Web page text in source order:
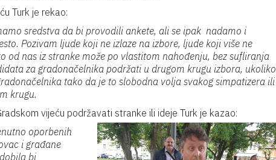
Turk je rekao:
sredstva da bi provodili ankete, ali se ipak nadamo i
Pozivam ljude koji ne izlaze na izbore, ljude koji više ne
od nas iz stranke može po vlastitom nahođenju, bez sufliranja
za gradonačelnika podržati u drugom krugu izbora, ukoliko
tako da je to slobodna volja svakog simpatizera ili
krugu.
vijeću podržavati stranke ili ideje Turk je kazao:
oporbenih
i građane
bi